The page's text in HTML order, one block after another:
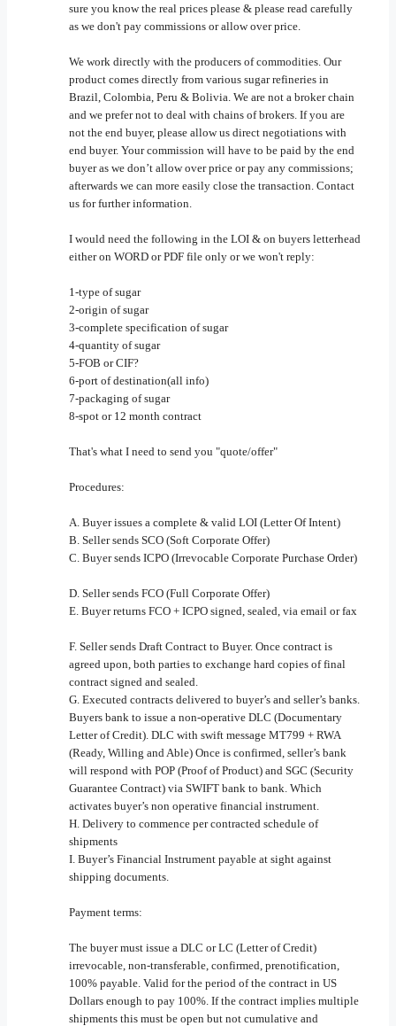
sure you know the real prices please & please read carefully
as we don't pay commissions or allow over price.
We work directly with the producers of commodities. Our
product comes directly from various sugar refineries in
Brazil, Colombia, Peru & Bolivia. We are not a broker chain
and we prefer not to deal with chains of brokers. If you are
not the end buyer, please allow us direct negotiations with
end buyer. Your commission will have to be paid by the end
buyer as we don’t allow over price or pay any commissions;
afterwards we can more easily close the transaction. Contact
us for further information.
I would need the following in the LOI & on buyers letterhead
either on WORD or PDF file only or we won't reply:
1-type of sugar
2-origin of sugar
3-complete specification of sugar
4-quantity of sugar
5-FOB or CIF?
6-port of destination(all info)
7-packaging of sugar
8-spot or 12 month contract
That's what I need to send you "quote/offer"
Procedures:
A. Buyer issues a complete & valid LOI (Letter Of Intent)
B. Seller sends SCO (Soft Corporate Offer)
C. Buyer sends ICPO (Irrevocable Corporate Purchase Order)
D. Seller sends FCO (Full Corporate Offer)
E. Buyer returns FCO + ICPO signed, sealed, via email or fax
F. Seller sends Draft Contract to Buyer. Once contract is
agreed upon, both parties to exchange hard copies of final
contract signed and sealed.
G. Executed contracts delivered to buyer’s and seller’s banks.
Buyers bank to issue a non-operative DLC (Documentary
Letter of Credit). DLC with swift message MT799 + RWA
(Ready, Willing and Able) Once is confirmed, seller’s bank
will respond with POP (Proof of Product) and SGC (Security
Guarantee Contract) via SWIFT bank to bank. Which
activates buyer’s non operative financial instrument.
H. Delivery to commence per contracted schedule of
shipments
I. Buyer’s Financial Instrument payable at sight against
shipping documents.
Payment terms:
The buyer must issue a DLC or LC (Letter of Credit)
irrevocable, non-transferable, confirmed, prenotification,
100% payable. Valid for the period of the contract in US
Dollars enough to pay 100%. If the contract implies multiple
shipments this must be open but not cumulative and